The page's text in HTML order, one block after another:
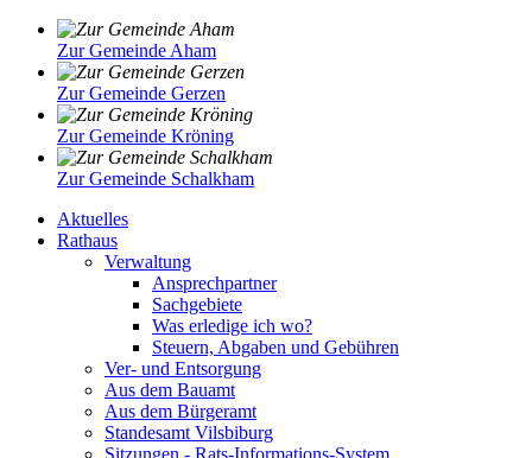
Zur Gemeinde Aham
Zur Gemeinde Gerzen
Zur Gemeinde Kröning
Zur Gemeinde Schalkham
Aktuelles
Rathaus
Verwaltung
Ansprechpartner
Sachgebiete
Was erledige ich wo?
Steuern, Abgaben und Gebühren
Ver- und Entsorgung
Aus dem Bauamt
Aus dem Bürgeramt
Standesamt Vilsbiburg
Sitzungen - Rats-Informations-System